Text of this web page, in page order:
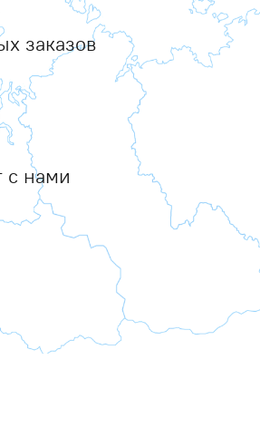
заказов
с нами